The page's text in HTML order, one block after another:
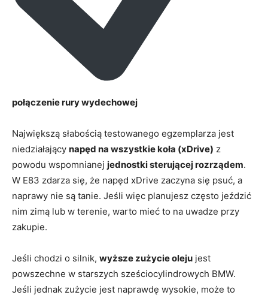
połączenie rury wydechowej
Największą słabością testowanego egzemplarza jest
niedziałający napęd na wszystkie koła (xDrive) z
powodu wspomnianej jednostki sterującej rozrządem.
W E83 zdarza się, że napęd xDrive zaczyna się psuć, a
naprawy nie są tanie. Jeśli więc planujesz często jeździć
nim zimą lub w terenie, warto mieć to na uwadze przy
zakupie.
Jeśli chodzi o silnik, wyższe zużycie oleju jest
powszechne w starszych sześciocylindrowych BMW.
Jeśli jednak zużycie jest naprawdę wysokie, może to